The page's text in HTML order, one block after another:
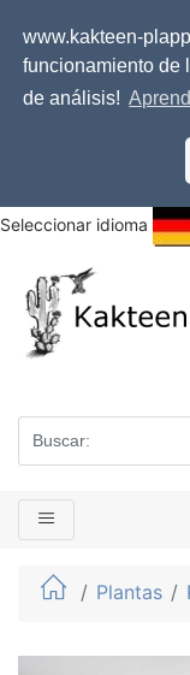
www.kakteen-
funcionamiento de
de análisis!
Seleccionar idioma
Plantas